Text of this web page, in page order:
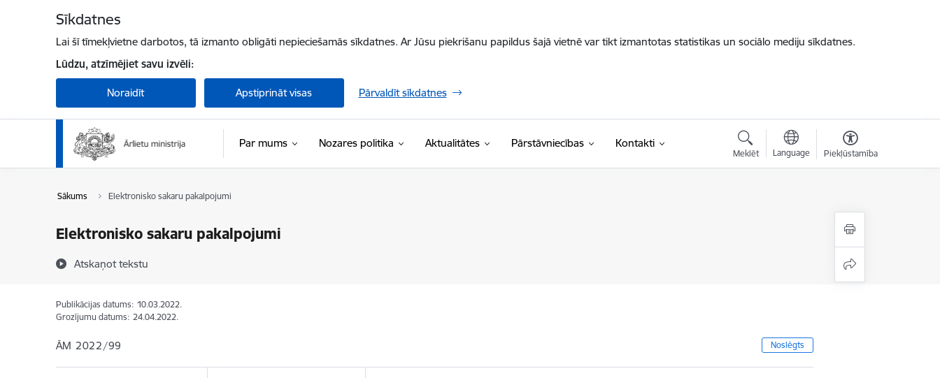
Sīkdatnes
Lai šī tīmekļvietne darbotos, tā izmanto obligāti nepieciešamās sīkdatnes. Ar Jūsu piekrišanu papildus šajā vietnē var tikt izmantotas statistikas un sociālo mediju sīkdatnes.
Lūdzu, atzīmējiet savu izvēli:
Noraidīt Apstiprināt visas Pārvaldīt sīkdatnes
Par mums Nozares politika Aktualitātes Pārstāvniecības Kontakti
Meklēt Language Piekļūstamība
Sākums Elektronisko sakaru pakalpojumi
Elektronisko sakaru pakalpojumi
Atskaņot tekstu
Publikācijas datums: 10.03.2022.
Grozījumu datums: 24.04.2022.
ĀM 2022/99 Noslēgts